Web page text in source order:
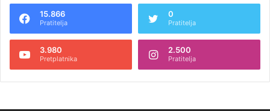
15.866
Pratitelja
0
Pratitelja
3.980
Pretplatnika
2.500
Pratitelja